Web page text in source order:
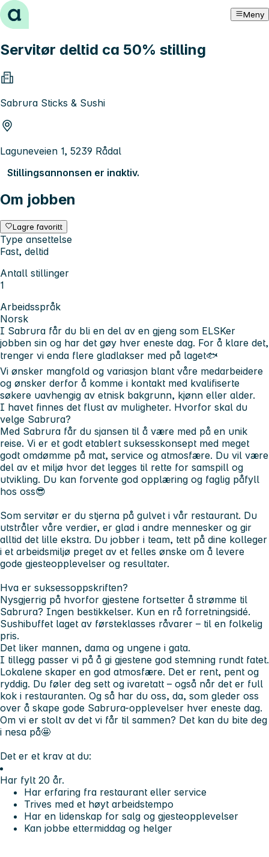
Hopp til innhold Meny
Servitør deltid ca 50% stilling
Sabrura Sticks & Sushi
Laguneveien 1, 5239 Rådal
Stillingsannonsen er inaktiv.
Om jobben
Lagre favoritt
Type ansettelse
Fast, deltid
Antall stillinger
1
Arbeidsspråk
Norsk
I Sabrura får du bli en del av en gjeng som ELSKer
jobben sin og har det gøy hver eneste dag. For å klare det,
trenger vi enda flere gladlakser med på laget🐟
Vi ønsker mangfold og variasjon blant våre medarbeidere
og ønsker derfor å komme i kontakt med kvalifiserte
søkere uavhengig av etnisk bakgrunn, kjønn eller alder.
I havet finnes det flust av muligheter. Hvorfor skal du
velge Sabrura?
Med Sabrura får du sjansen til å være med på en unik
reise. Vi er et godt etablert suksesskonsept med meget
godt omdømme på mat, service og atmosfære. Du vil være
del av et miljø hvor det legges til rette for samspill og
utvikling. Du kan forvente god opplæring og faglig påfyll
hos oss😎
Som servitør er du stjerna på gulvet i vår restaurant. Du
utstråler våre verdier, er glad i andre mennesker og gir
alltid det lille ekstra. Du jobber i team, tett på dine kolleger
i et arbeidsmiljø preget av et felles ønske om å levere
gode gjesteopplevelser og resultater.
Hva er suksessoppskriften?
Nysgjerrig på hvorfor gjestene fortsetter å strømme til
Sabrura? Ingen bestikkelser. Kun en rå forretningsidé.
Sushibuffet laget av førsteklasses råvarer – til en folkelig
pris.
Det liker mannen, dama og ungene i gata.
I tillegg passer vi på å gi gjestene god stemning rundt fatet.
Lokalene skaper en god atmosfære. Det er rent, pent og
ryddig. Du føler deg sett og ivaretatt – også når det er full
kok i restauranten. Og så har du oss, da, som gleder oss
over å skape gode Sabrura-opplevelser hver eneste dag.
Om vi er stolt av det vi får til sammen? Det kan du bite deg
i nesa på🤩
Det er et krav at du:
Har fylt 20 år.
Har erfaring fra restaurant eller service
Trives med et høyt arbeidstempo
Har en lidenskap for salg og gjesteopplevelser
Kan jobbe ettermiddag og helger